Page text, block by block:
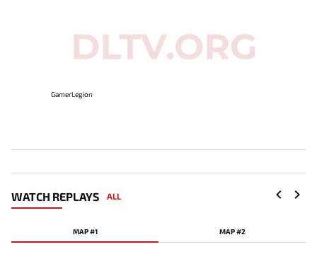
GamerLegion
WATCH REPLAYS ALL
MAP #1 MAP #2